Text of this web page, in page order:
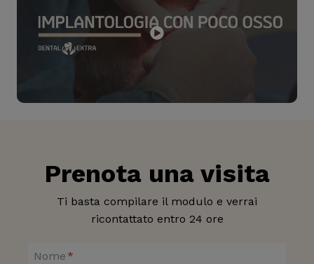
Prenota una visita
Ti basta compilare il modulo e verrai
ricontattato entro 24 ore
Nome *